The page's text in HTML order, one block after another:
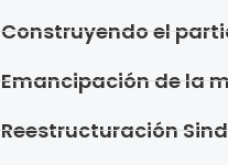
Construyendo el
Emancipación de la
Reestructuración